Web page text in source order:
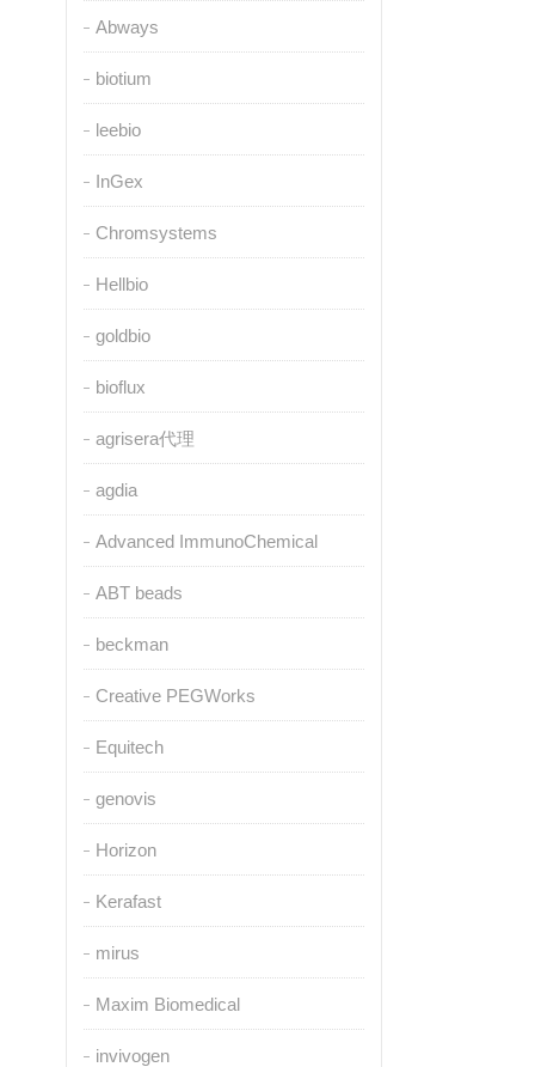
Abways
biotium
leebio
InGex
Chromsystems
Hellbio
goldbio
bioflux
agrisera代理
agdia
Advanced ImmunoChemical
ABT beads
beckman
Creative PEGWorks
Equitech
genovis
Horizon
Kerafast
mirus
Maxim Biomedical
invivogen